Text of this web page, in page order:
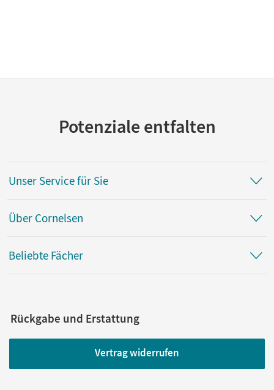
Potenziale entfalten
Unser Service für Sie
Über Cornelsen
Beliebte Fächer
Rückgabe und Erstattung
Vertrag widerrufen